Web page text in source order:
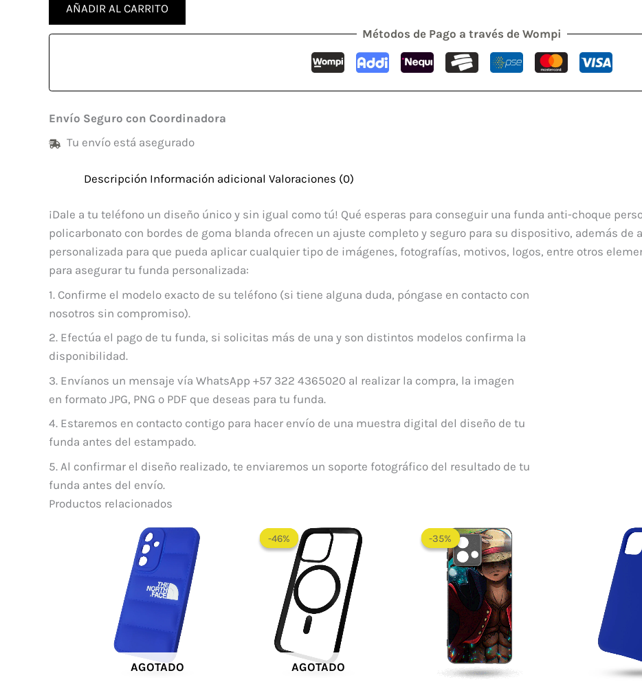
AÑADIR AL CARRITO
Métodos de Pago a través de Wompi
Envío Seguro con Coordinadora
Tu envío está asegurado
Descripción Información adicional Valoraciones (0)
¡Dale a tu teléfono un diseño único y sin igual como tú! Qué esperas para conseguir una funda anti-choque
policarbonato con bordes de goma blanda ofrecen un ajuste completo y seguro para su dispositivo, además de
personalizada para que pueda aplicar cualquier tipo de imágenes, fotografías, motivos, logos, entre otros
para asegurar tu funda personalizada:
1. Confirme el modelo exacto de su teléfono (si tiene alguna duda, póngase en contacto con
nosotros sin compromiso).
2. Efectúa el pago de tu funda, si solicitas más de una y son distintos modelos confirma la
disponibilidad.
3. Envíanos un mensaje vía WhatsApp +57 322 4365020 al realizar la compra, la imagen
en formato JPG, PNG o PDF que deseas para tu funda.
4. Estaremos en contacto contigo para hacer envío de una muestra digital del diseño de tu
funda antes del estampado.
5. Al confirmar el diseño realizado, te enviaremos un soporte fotográfico del resultado de tu
funda antes del envío.
Productos relacionados
AGOTADO
-46%
AGOTADO
-46%
precio
original
era:
$ 65.000.
-35%
-35%